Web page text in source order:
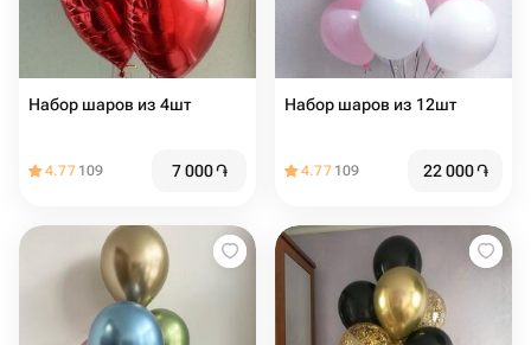
Набор шаров из 4шт
4.77 109 7 000֏
Набор шаров из 12шт
4.77 109 22 000֏